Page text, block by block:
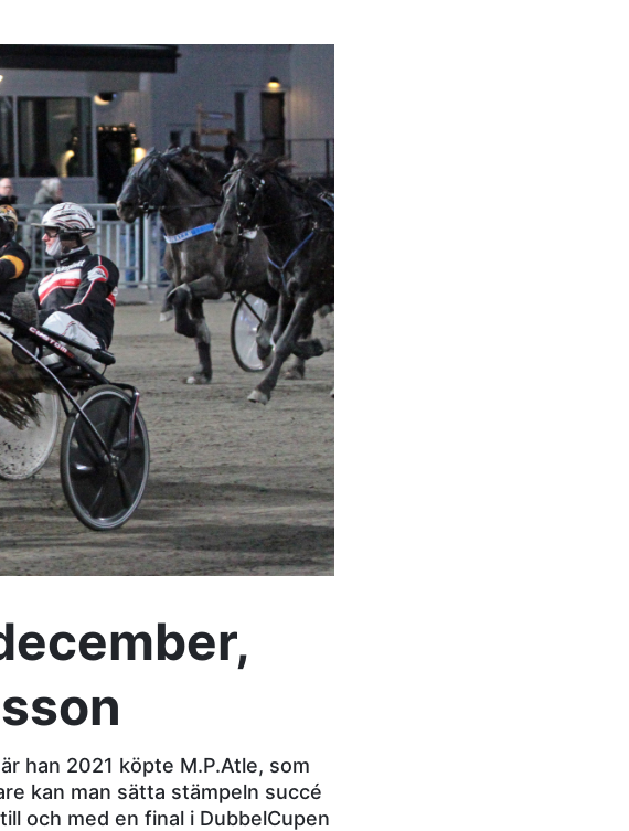
han 2021 köpte M.P.Atle, som
kan man sätta stämpeln succé
och med en final i DubbelCupen